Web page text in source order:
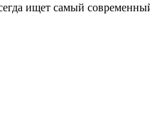
ищет самый